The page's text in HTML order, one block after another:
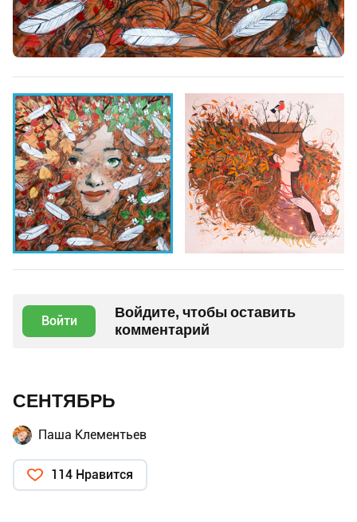
Войти
Войдите, чтобы оставить
комментарий
СЕНТЯБРЬ
Паша Клементьев
114 Нравится